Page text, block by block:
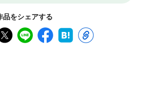
品をシェアする